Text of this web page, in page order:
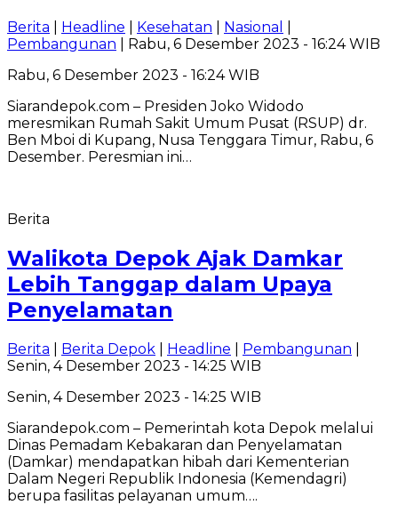
Berita Headline Kesehatan Nasional
Pembangunan | Rabu, 6 Desember 2023 - 16:24 WIB
Rabu, 6 Desember 2023 - 16:24 WIB
Siarandepok.com – Presiden Joko Widodo
meresmikan Rumah Sakit Umum Pusat (RSUP) dr.
Ben Mboi di Kupang, Nusa Tenggara Timur, Rabu, 6
Desember. Peresmian ini…
Berita
Walikota Depok Ajak Damkar
Lebih Tanggap dalam Upaya
Penyelamatan
Berita Berita Depok Headline Pembangunan
Senin, 4 Desember 2023 - 14:25 WIB
Senin, 4 Desember 2023 - 14:25 WIB
Siarandepok.com – Pemerintah kota Depok melalui
Dinas Pemadam Kebakaran dan Penyelamatan
(Damkar) mendapatkan hibah dari Kementerian
Dalam Negeri Republik Indonesia (Kemendagri)
berupa fasilitas pelayanan umum….